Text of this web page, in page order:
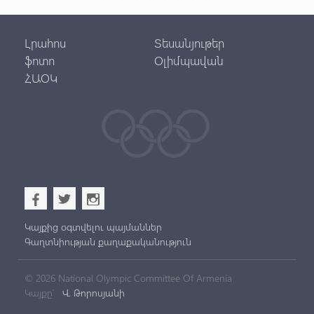
Լրահոս
Տեսանյութեր
ֆոտո
Օլիմպավան
ՀԱՕԿ
b a x
Կայքից օգտվելու պայմաններ
Գաղտնիության քաղաքականություն
© 2026 National Olympic Committee Of Armenia
Կայքը՝
Վ. Թորոսյանի